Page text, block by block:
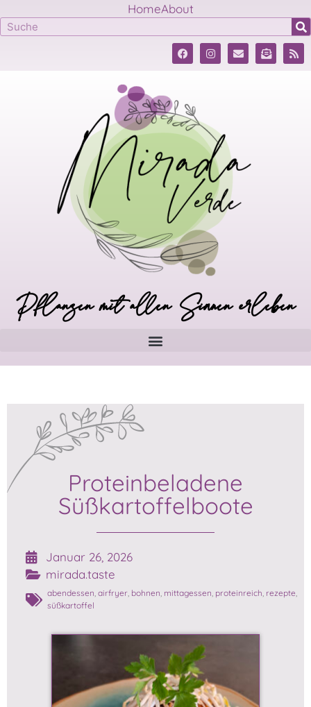
HomeAbout
Pflanzen mit allen Sinnen erleben
Proteinbeladene
Süßkartoffelboote
Januar 26, 2026
mirada.taste
abendessen, airfryer, bohnen, mittagessen, proteinreich, rezepte,
süßkartoffel